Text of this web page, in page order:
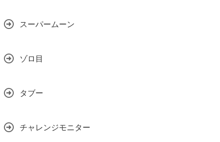
スーパームーン
ゾロ目
タブー
チャレンジモニター